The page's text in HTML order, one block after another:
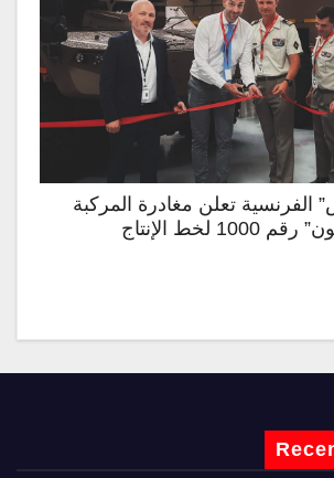
الفرنسية تعلن مغادرة المركبة
لخط الإنتاج